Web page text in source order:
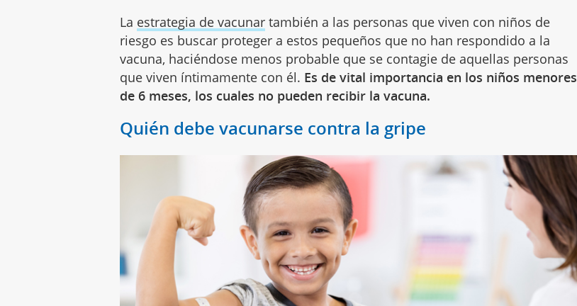
La estrategia de vacunar también a las personas que viven con niños de
riesgo es buscar proteger a estos pequeños que no han respondido a la
vacuna, haciéndose menos probable que se contagie de aquellas personas
que viven íntimamente con él. Es de vital importancia en los niños menores
de 6 meses, los cuales no pueden recibir la vacuna.
Quién debe vacunarse contra la gripe